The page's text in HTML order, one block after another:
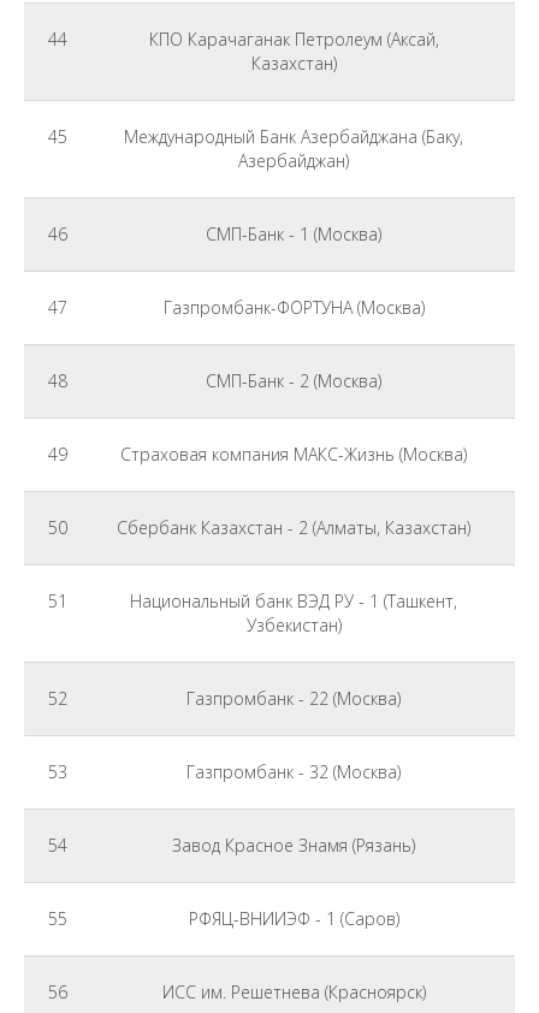
44
КПО Карачаганак Петролеум (Аксай,
Казахстан)
45
Международный Банк Азербайджана (Баку,
Азербайджан)
46 СМП-Банк - 1 (Москва)
47 Газпромбанк-ФОРТУНА (Москва)
48 СМП-Банк - 2 (Москва)
49 Страховая компания МАКС-Жизнь (Москва)
50 Сбербанк Казахстан - 2 (Алматы, Казахстан)
51
Национальный банк ВЭД РУ - 1 (Ташкент,
Узбекистан)
52 Газпромбанк - 22 (Москва)
53 Газпромбанк - 32 (Москва)
54 Завод Красное Знамя (Рязань)
55 РФЯЦ-ВНИИЭФ - 1 (Саров)
56 ИСС им. Решетнева (Красноярск)